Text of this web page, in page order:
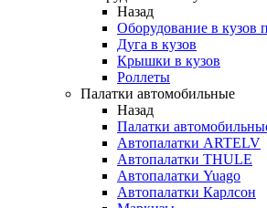
Назад
Оборудование в кузов
Дуга в кузов
Крышки в кузов
Роллеты
Палатки автомобильные
Назад
Палатки
Автопалатки ARTELV
Автопалатки THULE
Автопалатки Yuago
Автопалатки Карлсон